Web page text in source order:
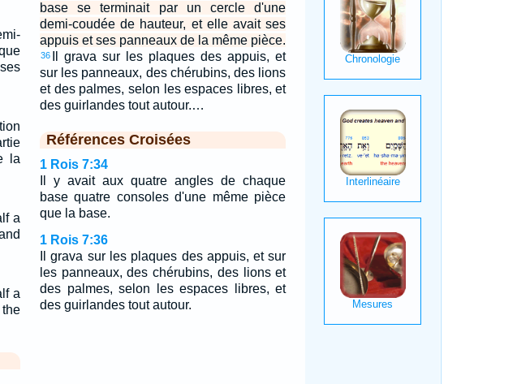
la
a
a
base se terminait par un cercle d'une
demi-coudée de hauteur, et elle avait ses
appuis et ses panneaux de la même pièce.
36
Il grava sur les plaques des appuis, et
sur les panneaux, des chérubins, des lions
et des palmes, selon les espaces libres, et
des guirlandes tout autour.…
Références Croisées
1 Rois 7:34
Il y avait aux quatre angles de chaque
base quatre consoles d'une même pièce
que la base.
1 Rois 7:36
Il grava sur les plaques des appuis, et sur
les panneaux, des chérubins, des lions et
des palmes, selon les espaces libres, et
des guirlandes tout autour.